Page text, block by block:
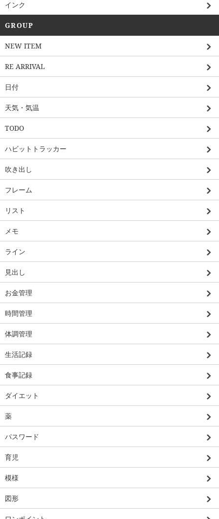
インク
GROUP
NEW ITEM
RE ARRIVAL
日付
天気・気温
TODO
ハビットトラッカー
吹き出し
フレーム
リスト
メモ
ライン
見出し
お金管理
時間管理
体調管理
生活記録
食事記録
ダイエット
薬
パスワード
育児
模様
図形